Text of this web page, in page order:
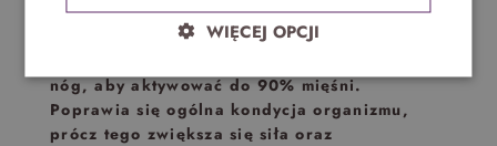
marszu ze wspomaganiem kijami pracuje więcej
mięśni niż podczas zwykłego spaceru.
nóg, aby aktywować do 90% mięśni.
Poprawia się ogólna kondycja organizmu,
prócz tego zwiększa się siła oraz
WIĘCEJ OPCJI